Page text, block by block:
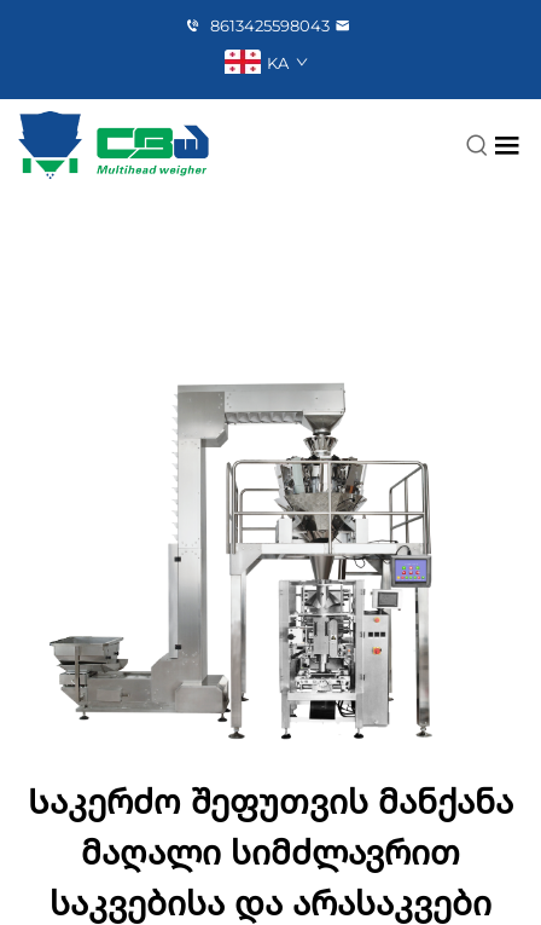
8613425598043
KA
Საკერძო შეფუთვის მანქანა
მაღალი სიმძლავრით
საკვებისა და არასაკვები